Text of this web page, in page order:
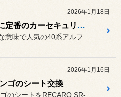
2026年1月18日
アルファードに定番のカーセキュリティ取り付け
相変わらず色んな意味で人気の40系アルファードに、当店の定番のカー...
2026年1月16日
ゴのシート交換